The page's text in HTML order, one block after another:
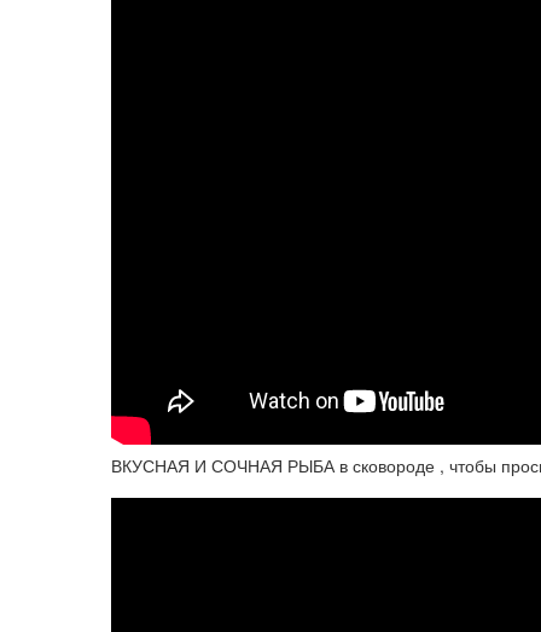
ВКУСНАЯ И СОЧНАЯ РЫБА в сковороде , чтобы